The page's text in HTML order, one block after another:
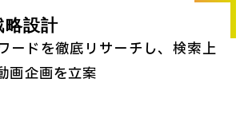
略設計
ードを徹底リサーチし、検索上
画企画を立案